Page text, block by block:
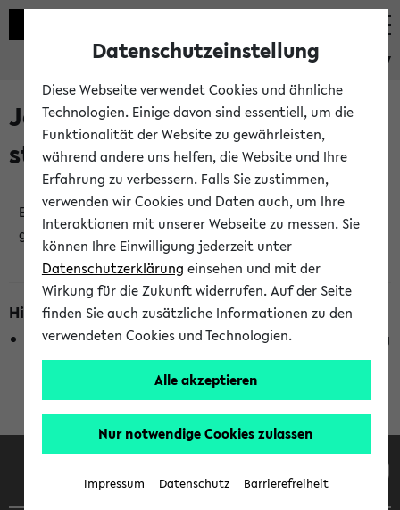
eKVV
Jetzt und in Kürze
stattfindende Veranstaltungen
Es wurden keine jetzt stattfindenden Veranstaltungen
gefunden!
Hinweise zur Liste
Die Anzeige ist semesterübergreifend und nicht abhängig
vom im eKVV gewählten Semester.
Facebook Instagram LinkedIn TikTok
Datenschutzeinstellung
Diese Webseite verwendet Cookies und ähnliche
Technologien. Einige davon sind essentiell, um die
Funktionalität der Website zu gewährleisten,
während andere uns helfen, die Website und Ihre
Erfahrung zu verbessern. Falls Sie zustimmen,
verwenden wir Cookies und Daten auch, um Ihre
Interaktionen mit unserer Webseite zu messen. Sie
können Ihre Einwilligung jederzeit unter
Datenschutzerklärung einsehen und mit der
Wirkung für die Zukunft widerrufen. Auf der Seite
finden Sie auch zusätzliche Informationen zu den
verwendeten Cookies und Technologien.
Alle akzeptieren
Nur notwendige Cookies zulassen
Impressum Datenschutz Barrierefreiheit